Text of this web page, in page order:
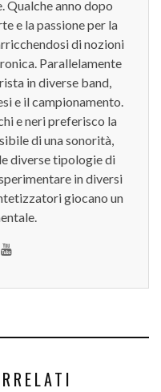
Qualche anno dopo
e la passione per la
di nozioni
Parallelamente
in diverse band,
e il campionamento.
e neri preferisco la
di una sonorità,
diverse tipologie di
in diversi
giocano un